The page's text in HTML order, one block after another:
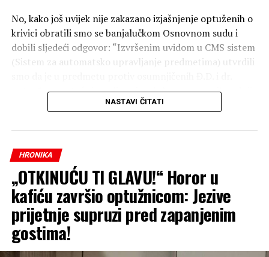
No, kako još uvijek nije zakazano izjašnjenje optuženih o
krivici obratili smo se banjalučkom Osnovnom sudu i
dobili sljedeći odgovor: “Izvršenim uvidom u CMS sistem
(Sistem za automatsko upravljanje predmetima) utvrdili
potvrđena optužnica, ali ovaj sud zbog procesnih radnji
još nije zakazao ročište za izjašnjenje o krivnji. Ističemo
Podsjetimo, prema optužnici Davidović se tereti da je
kao direktor preduzeća „Ekvator“ organizovao prodaju
stanova u kompleksu “Novi Borik” koje nikada nije
završio.
Od 2016. do 2024. godine doveo je u zabludu veliki broj
kupaca, lažno im prikazujući da će nekretnine biti
izgrađene u ugovorenim rokovima.
NASTAVI ČITATI
HRONIKA
„OTKINUĆU TI GLAVU!“ Horor u
kafiću završio optužnicom: Jezive
prijetnje supruzi pred zapanjenim
gostima!